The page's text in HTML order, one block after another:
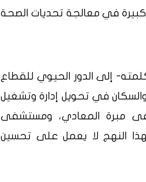
خطوات كبيرة في معالجة تحديات الصحة
إلى الدور الحيوي للقطاع
في تحويل إدارة وتشغيل
مبرة المعادي، ومستشفى
النهج لا يعمل على تحسين